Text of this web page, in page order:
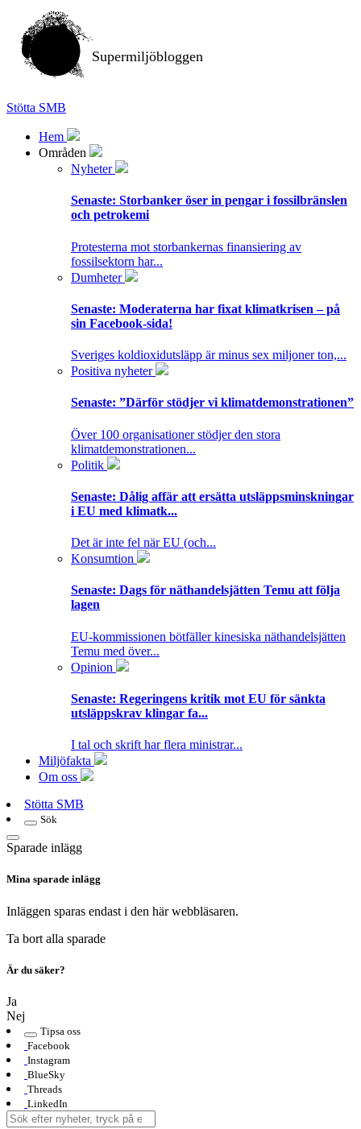
Supermiljöbloggen
Stötta SMB
Hem
Områden
Nyheter
Senaste: Storbanker öser in pengar i fossilbränslen
och petrokemi
Protesterna mot storbankernas finansiering av
fossilsektorn har...
Dumheter
Senaste: Moderaterna har fixat klimatkrisen – på
sin Facebook-sida!
Sveriges koldioxidutsläpp är minus sex miljoner ton,...
Positiva nyheter
Senaste: ”Därför stödjer vi klimatdemonstrationen”
Över 100 organisationer stödjer den stora
klimatdemonstrationen...
Politik
Senaste: Dålig affär att ersätta utsläppsminskningar
i EU med klimatk...
Det är inte fel när EU (och...
Konsumtion
Senaste: Dags för näthandelsjätten Temu att följa
lagen
EU-kommissionen bötfäller kinesiska näthandelsjätten
Temu med över...
Opinion
Senaste: Regeringens kritik mot EU för sänkta
utsläppskrav klingar fa...
I tal och skrift har flera ministrar...
Miljöfakta
Om oss
Stötta SMB
Sök
Sparade inlägg
Mina sparade inlägg
Inläggen sparas endast i den här webbläsaren.
Ta bort alla sparade
Är du säker?
Ja
Nej
Tipsa oss
Facebook
Instagram
BlueSky
Threads
LinkedIn